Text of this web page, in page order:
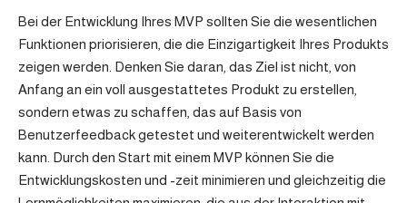
Bei der Entwicklung Ihres MVP sollten Sie die wesentlichen
Funktionen priorisieren, die die Einzigartigkeit Ihres Produkts
zeigen werden. Denken Sie daran, das Ziel ist nicht, von
Anfang an ein voll ausgestattetes Produkt zu erstellen,
sondern etwas zu schaffen, das auf Basis von
Benutzerfeedback getestet und weiterentwickelt werden
kann. Durch den Start mit einem MVP können Sie die
Entwicklungskosten und -zeit minimieren und gleichzeitig die